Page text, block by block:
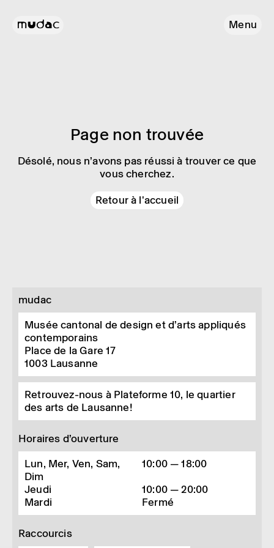
Menu
Page non trouvée
Désolé, nous n’avons pas réussi à trouver ce que
vous cherchez.
Retour à l'accueil
mudac
Musée cantonal de design et d’arts appliqués
contemporains
Place de la Gare 17
1003 Lausanne
Retrouvez-nous à Plateforme 10, le quartier
des arts de Lausanne!
Horaires d’ouverture
Lun, Mer, Ven, Sam,
Dim
10:00 — 18:00
Jeudi
10:00 — 20:00
Mardi
Fermé
Raccourcis